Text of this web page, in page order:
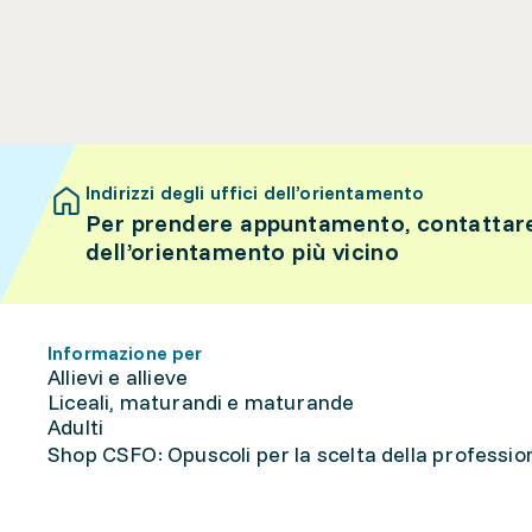
Indirizzi degli uffici dell’orientamento
Per prendere appuntamento,
dell’orientamento più vicino
Informazione per
Allievi e allieve
Liceali, maturandi e maturande
Adulti
Shop CSFO: Opuscoli per la scelta della